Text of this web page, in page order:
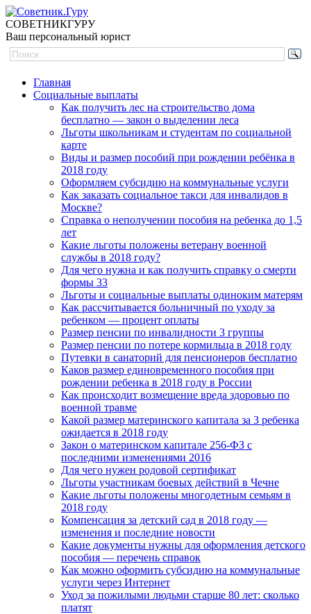
СОВЕТНИКГУРУ
Ваш персональный юрист
Главная
Социальные выплаты
Как получить лес на строительство дома
бесплатно — закон о выделении леса
Льготы школьникам и студентам по социальной
карте
Виды и размер пособий при рождении ребёнка в
2018 году
Оформляем субсидию на коммунальные услуги
Как заказать социальное такси для инвалидов в
Москве?
Справка о неполучении пособия на ребенка до 1,5
лет
Какие льготы положены ветерану военной
службы в 2018 году?
Для чего нужна и как получить справку о смерти
формы 33
Льготы и социальные выплаты одиноким матерям
Как рассчитывается больничный по уходу за
ребенком — процент оплаты
Размер пенсии по инвалидности 3 группы
Размер пенсии по потере кормильца в 2018 году
Путевки в санаторий для пенсионеров бесплатно
Каков размер единовременного пособия при
рождении ребенка в 2018 году в России
Как происходит возмещение вреда здоровью по
военной травме
Какой размер материнского капитала за 3 ребенка
ожидается в 2018 году
Закон о материнском капитале 256-ФЗ с
последними изменениями 2016
Для чего нужен родовой сертификат
Льготы участникам боевых действий в Чечне
Какие льготы положены многодетным семьям в
2018 году
Компенсация за детский сад в 2018 году —
изменения и последние новости
Какие документы нужны для оформления детского
пособия — перечень справок
Как можно оформить субсидию на коммунальные
услуги через Интернет
Уход за пожилыми людьми старше 80 лет: сколько
платят